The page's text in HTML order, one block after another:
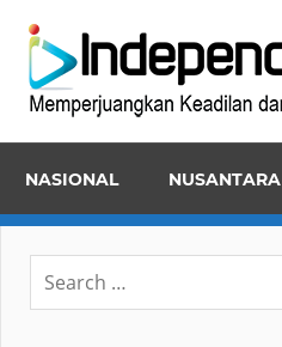
content
NASIONAL NUSANTARA